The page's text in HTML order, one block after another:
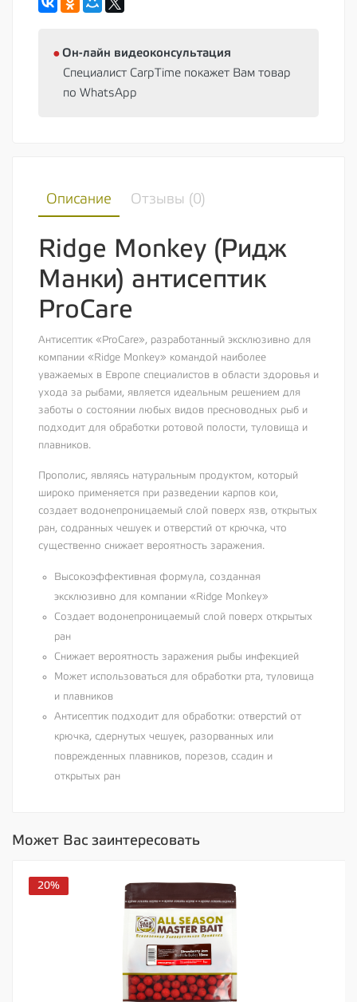
⦁ Oн-лайн видеоконсультация
Специалист CarpTime покажет Вам товар
по WhatsApp
Описание Отзывы (0)
Ridge Monkey (Ридж
Манки) антисептик
ProCare
Антисептик «ProCare», разработанный эксклюзивно для
компании «Ridge Monkey» командой наиболее
уважаемых в Европе специалистов в области здоровья и
ухода за рыбами, является идеальным решением для
заботы о состоянии любых видов пресноводных рыб и
подходит для обработки ротовой полости, туловища и
плавников.
Прополис, являясь натуральным продуктом, который
широко применяется при разведении карпов кои,
создает водонепроницаемый слой поверх язв, открытых
ран, содранных чешуек и отверстий от крючка, что
существенно снижает вероятность заражения.
Высокоэффективная формула, созданная
эксклюзивно для компании «Ridge Monkey»
Создает водонепроницаемый слой поверх открытых
ран
Снижает вероятность заражения рыбы инфекцией
Может использоваться для обработки рта, туловища
и плавников
Антисептик подходит для обработки: отверстий от
крючка, сдернутых чешуек, разорванных или
поврежденных плавников, порезов, ссадин и
открытых ран
Может Вас заинтересовать
20%